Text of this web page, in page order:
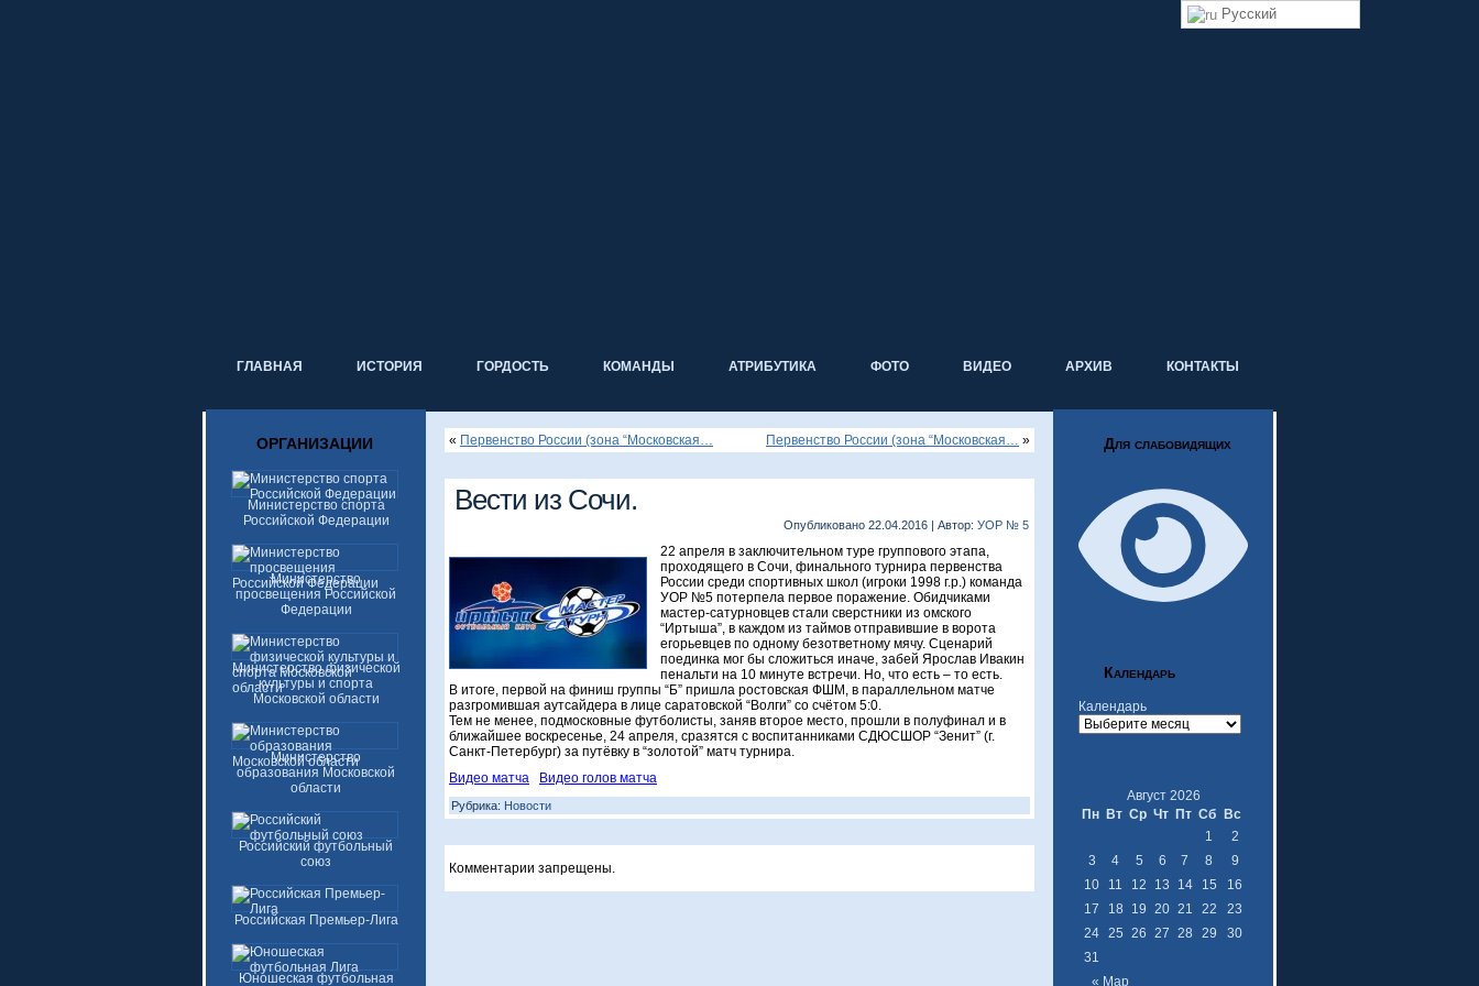
ГЛАВНАЯ ИСТОРИЯ ГОРДОСТЬ КОМАНДЫ АТРИБУТИКА ФОТО ВИДЕО АРХИВ КОНТАКТЫ
ОРГАНИЗАЦИИ
Министерство спорта
Российской Федерации
Министерство
просвещения Российской
Федерации
Министерство физической
культуры и спорта
Московской области
Министерство
образования Московской
области
Российский футбольный
союз
Российская Премьер-Лига
Юношеская футбольная
« Первенство России (зона “Московская… Первенство России (зона “Московская… »
Вести из Сочи.
Опубликовано 22.04.2016 | Автор: УОР № 5
22 апреля в заключительном туре группового этапа,
проходящего в Сочи, финального турнира первенства
России среди спортивных школ (игроки 1998 г.р.) команда
УОР №5 потерпела первое поражение. Обидчиками
мастер-сатурновцев стали сверстники из омского
“Иртыша”, в каждом из таймов отправившие в ворота
егорьевцев по одному безответному мячу. Сценарий
поединка мог бы сложиться иначе, забей Ярослав Ивакин
пенальти на 10 минуте встречи. Но, что есть – то есть.
В итоге, первой на финиш группы “Б” пришла ростовская ФШМ, в параллельном матче
разгромившая аутсайдера в лице саратовской “Волги” со счётом 5:0.
Тем не менее, подмосковные футболисты, заняв второе место, прошли в полуфинал и в
ближайшее воскресенье, 24 апреля, сразятся с воспитанниками СДЮСШОР “Зенит” (г.
Санкт-Петербург) за путёвку в “золотой” матч турнира.
Видео матча
Видео голов матча
Рубрика: Новости
Комментарии запрещены.
Для слабовидящих
Календарь
Календарь
Август 2026
Пн Вт Ср Чт Пт Сб Вс
« Мар
1
2
3
4 5 6 7 8
9
10
11 12 13 14 15
16
17
18 19 20 21 22
23
24 25 26 27 28 29
30
31
Русский